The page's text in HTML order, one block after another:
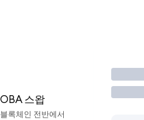
스왑
블록체인 전반에서
거래